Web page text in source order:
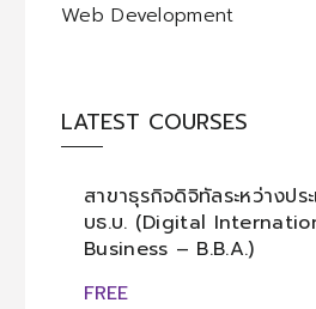
Web Development
LATEST COURSES
สาขาธุรกิจดิจิทัลระหว่างปร
บธ.บ. (Digital
Business – B.B.A.)
FREE